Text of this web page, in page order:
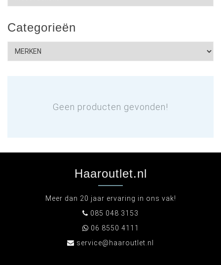
Categorieën
Geen producten gevonden!
Haaroutlet.nl
Meer dan 20 jaar ervaring in ons vak!
085 048 3153
06 8550 4111
service@haaroutlet.nl